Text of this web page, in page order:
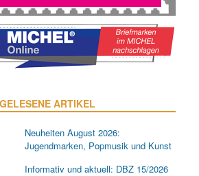
ARTIKEL
Neuheiten August 2026:
Jugendmarken, Popmusik und Kunst
Informativ und aktuell: DBZ 15/2026